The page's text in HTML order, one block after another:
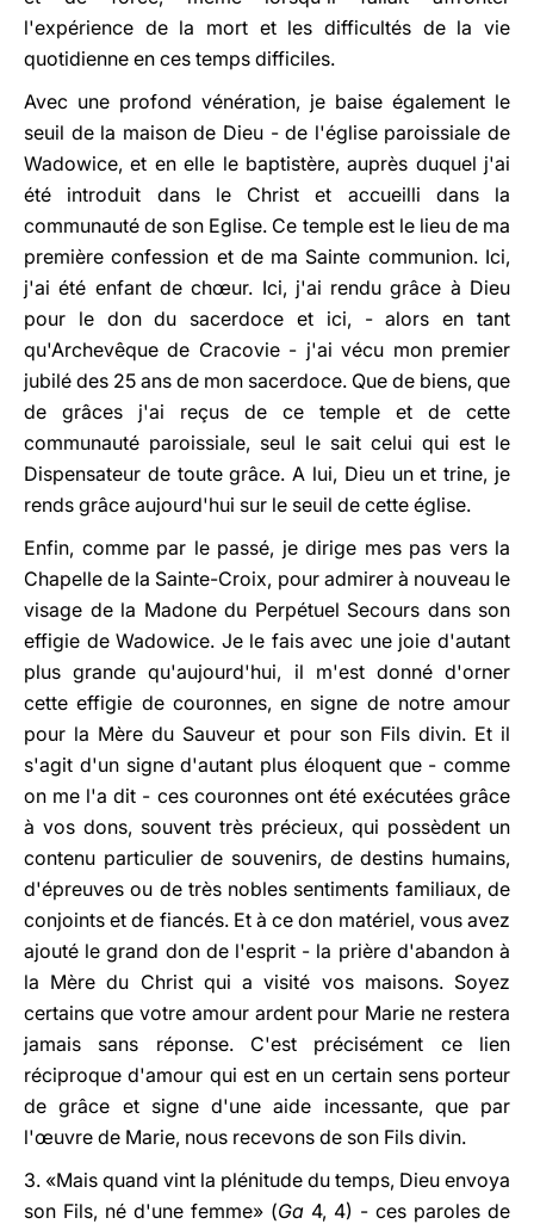
l'expérience de la mort et les difficultés de la vie
quotidienne en ces temps difficiles.
Avec une profond vénération, je baise également le
seuil de la maison de Dieu - de l'église paroissiale de
Wadowice, et en elle le baptistère, auprès duquel j'ai
été introduit dans le Christ et accueilli dans la
communauté de son Eglise. Ce temple est le lieu de ma
première confession et de ma Sainte communion. Ici,
j'ai été enfant de chœur. Ici, j'ai rendu grâce à Dieu
pour le don du sacerdoce et ici, - alors en tant
qu'Archevêque de Cracovie - j'ai vécu mon premier
jubilé des 25 ans de mon sacerdoce. Que de biens, que
de grâces j'ai reçus de ce temple et de cette
communauté paroissiale, seul le sait celui qui est le
Dispensateur de toute grâce. A lui, Dieu un et trine, je
rends grâce aujourd'hui sur le seuil de cette église.
Enfin, comme par le passé, je dirige mes pas vers la
Chapelle de la Sainte-Croix, pour admirer à nouveau le
visage de la Madone du Perpétuel Secours dans son
effigie de Wadowice. Je le fais avec une joie d'autant
plus grande qu'aujourd'hui, il m'est donné d'orner
cette effigie de couronnes, en signe de notre amour
pour la Mère du Sauveur et pour son Fils divin. Et il
s'agit d'un signe d'autant plus éloquent que - comme
on me l'a dit - ces couronnes ont été exécutées grâce
à vos dons, souvent très précieux, qui possèdent un
contenu particulier de souvenirs, de destins humains,
d'épreuves ou de très nobles sentiments familiaux, de
conjoints et de fiancés. Et à ce don matériel, vous avez
ajouté le grand don de l'esprit - la prière d'abandon à
la Mère du Christ qui a visité vos maisons. Soyez
certains que votre amour ardent pour Marie ne restera
jamais sans réponse. C'est précisément ce lien
réciproque d'amour qui est en un certain sens porteur
de grâce et signe d'une aide incessante, que par
l'œuvre de Marie, nous recevons de son Fils divin.
3. «Mais quand vint la plénitude du temps, Dieu envoya
son Fils, né d'une femme» (Ga 4, 4) - ces paroles de